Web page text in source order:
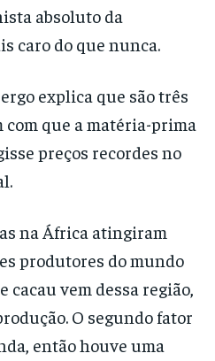
absoluto da
caro do que nunca.
explica que são três
com que a matéria-prima
preços recordes no
na África atingiram
produtores do mundo
cacau vem dessa região,
O segundo fator
então houve uma